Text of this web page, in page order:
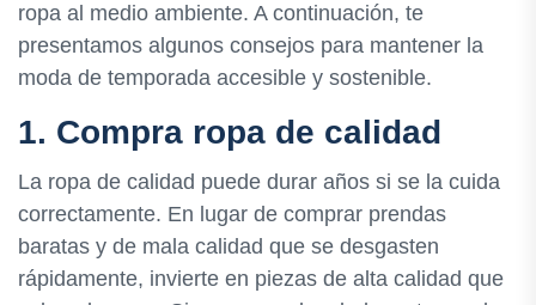
ropa al medio ambiente. A continuación, te
presentamos algunos consejos para mantener la
moda de temporada accesible y sostenible.
1. Compra ropa de calidad
La ropa de calidad puede durar años si se la cuida
correctamente. En lugar de comprar prendas
baratas y de mala calidad que se desgasten
rápidamente, invierte en piezas de alta calidad que